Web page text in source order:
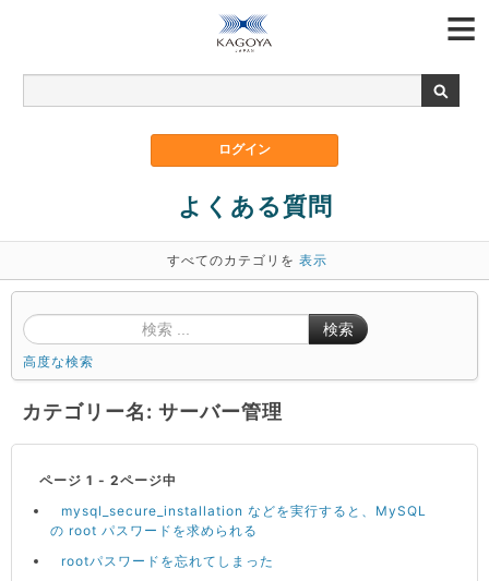
よくある質問
すべてのカテゴリを 表示
検索
高度な検索
カテゴリー名: サーバー管理
ページ 1 - 2ページ中
mysql_secure_installation などを実行すると、MySQL
の root パスワードを求められる
rootパスワードを忘れてしまった